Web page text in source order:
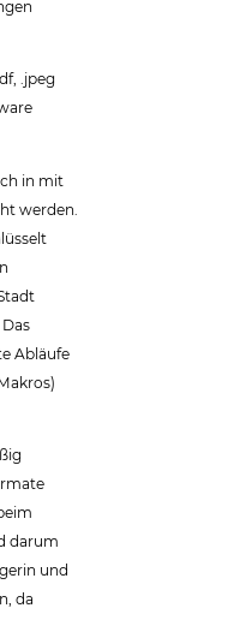
.jpeg
in mit
werden.
Abläufe
darum
und
da